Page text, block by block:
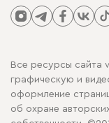
Все ресурсы сайта
графическую и
оформление
об охране